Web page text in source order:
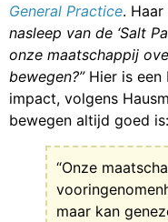
General Practice.
nasleep van de ‘Salt
onze maatschappij
bewegen?”Hier is een
impact, volgens
bewegen altijd goed is:
“Onze
maar kan